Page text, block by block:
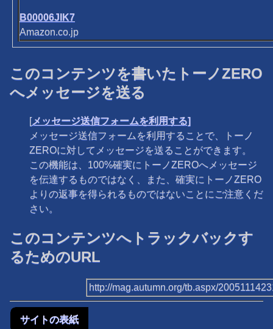
B00006JIK7
Amazon.co.jp
このコンテンツを書いたトーノZERO
へメッセージを送る
[メッセージ送信フォームを利用する]
メッセージ送信フォームを利用することで、トーノ
ZEROに対してメッセージを送ることができます。
この機能は、100%確実にトーノZEROへメッセージ
を伝達するものではなく、また、確実にトーノZERO
よりの返事を得られるものではないことにご注意くだ
さい。
このコンテンツへトラックバックす
るためのURL
http://mag.autumn.org/tb.aspx/
サイトの表紙